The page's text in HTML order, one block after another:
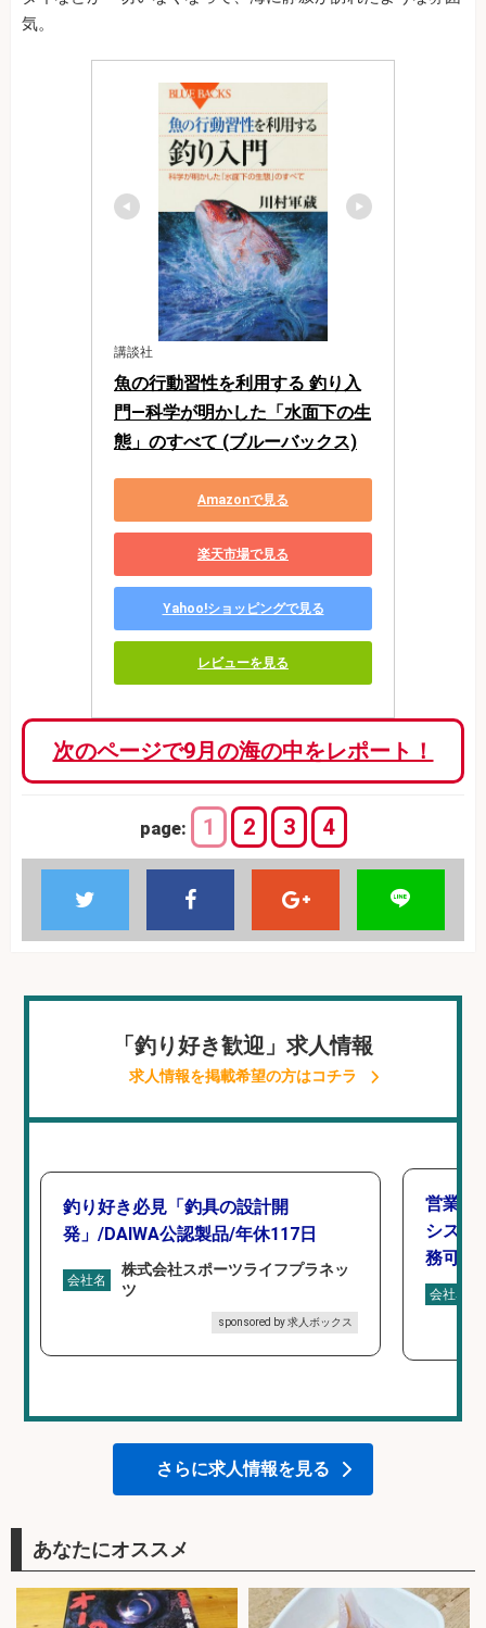
気。
講談社
魚の行動習性を利用する 釣り入
門―科学が明かした「水面下の生
態」のすべて (ブルーバックス)
Amazonで見る
楽天市場で見る
Yahoo!ショッピングで見る
レビューを見る
次のページで9月の海の中をレポート！
page: 1 2 3 4
「釣り好き歓迎」求人情報
求人情報を掲載希望の方はコチラ
釣り好き必見「釣具の設計開
発」/DAIWA公認製品/年休117日
会社名
株式会社スポーツライフプラネッ
ツ
sponsored by 求人ボックス
営業事
シスタ
務可/
会社名
さらに求人情報を見る
あなたにオススメ